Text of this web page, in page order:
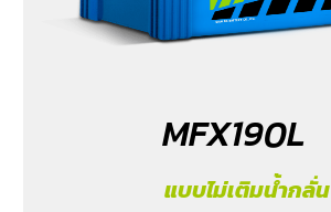
MFX190L
แบบไม่เติมน้ำกลั่น